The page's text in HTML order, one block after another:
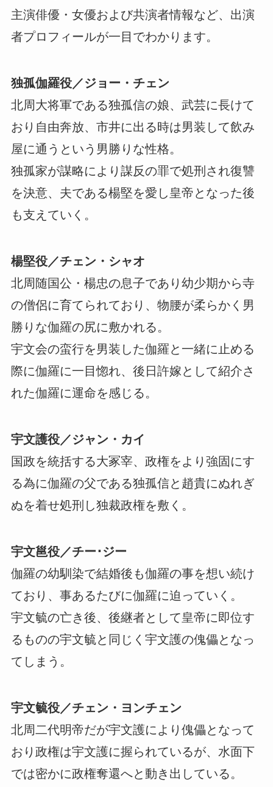
主演俳優・女優および共演者情報など、出演
者プロフィールが一目でわかります。
独孤伽羅役／ジョー・チェン
北周大将軍である独孤信の娘、武芸に長けて
おり自由奔放、市井に出る時は男装して飲み
屋に通うという男勝りな性格。
独孤家が謀略により謀反の罪で処刑され復讐
を決意、夫である楊堅を愛し皇帝となった後
も支えていく。
楊堅役／チェン・シャオ
北周随国公・楊忠の息子であり幼少期から寺
の僧侶に育てられており、物腰が柔らかく男
勝りな伽羅の尻に敷かれる。
宇文会の蛮行を男装した伽羅と一緒に止める
際に伽羅に一目惚れ、後日許嫁として紹介さ
れた伽羅に運命を感じる。
宇文護役／ジャン・カイ
国政を統括する大冢宰、政権をより強固にす
る為に伽羅の父である独孤信と趙貴にぬれぎ
ぬを着せ処刑し独裁政権を敷く。
宇文邕役／チー･ジー
伽羅の幼馴染で結婚後も伽羅の事を想い続け
ており、事あるたびに伽羅に迫っていく。
宇文毓の亡き後、後継者として皇帝に即位す
るものの宇文毓と同じく宇文護の傀儡となっ
てしまう。
宇文毓役／チェン・ヨンチェン
北周二代明帝だが宇文護により傀儡となって
おり政権は宇文護に握られているが、水面下
では密かに政権奪還へと動き出している。